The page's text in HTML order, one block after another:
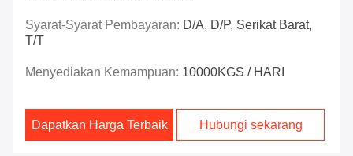
Syarat-Syarat Pembayaran: D/A, D/P, Serikat Barat,
T/T
Menyediakan Kemampuan: 10000KGS / HARI
Dapatkan Harga Terbaik Hubungi sekarang